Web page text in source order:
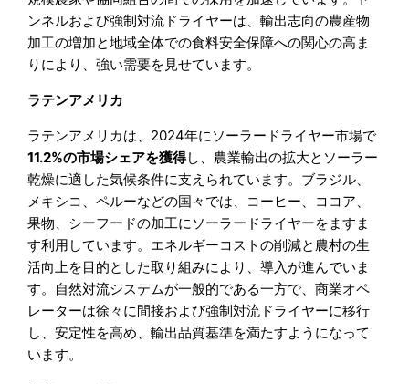
ンネルおよび強制対流ドライヤーは、輸出志向の農産物
加工の増加と地域全体での食料安全保障への関心の高ま
りにより、強い需要を見せています。
ラテンアメリカ
ラテンアメリカは、2024年にソーラードライヤー市場で
11.2%の市場シェアを獲得し、農業輸出の拡大とソーラー
乾燥に適した気候条件に支えられています。ブラジル、
メキシコ、ペルーなどの国々では、コーヒー、ココア、
果物、シーフードの加工にソーラードライヤーをますま
す利用しています。エネルギーコストの削減と農村の生
活向上を目的とした取り組みにより、導入が進んでいま
す。自然対流システムが一般的である一方で、商業オペ
レーターは徐々に間接および強制対流ドライヤーに移行
し、安定性を高め、輸出品質基準を満たすようになって
います。